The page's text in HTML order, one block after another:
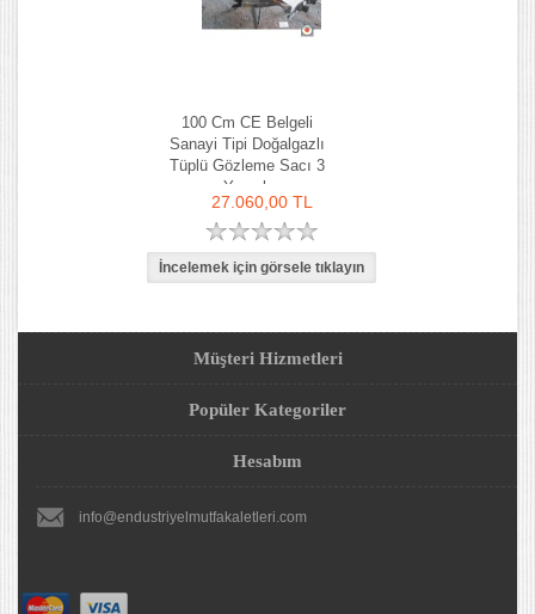
100 Cm CE Belgeli
Sanayi Tipi Doğalgazlı
Tüplü Gözleme Sacı 3
Yanışlı
27.060,00 TL
Müşteri Hizmetleri
Popüler Kategoriler
Hesabım
info@endustriyelmutfakaletleri.com